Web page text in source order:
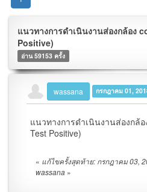
แนวทางการดำเนินงานส่องกล้อง
Positive)
อ่าน 59153 ครั้ง
wassana กรกฎาคม 01,
แนวทางการดำเนินงานส่องกล้อ
Test Positive)
« แก้ไขครั้งสุดท้าย: กรกฎาคม 03,
wassana »